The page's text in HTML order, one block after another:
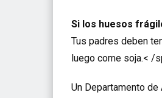
Si los huesos
Tus padres deben
luego come soja.< /
Un Departamento de